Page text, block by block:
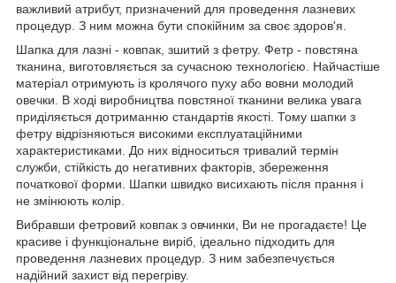
важливий атрибут, призначений для проведення лазневих
процедур. З ним можна бути спокійним за своє здоров'я.
Шапка для лазні - ковпак, зшитий з фетру. Фетр - повстяна
тканина, виготовляється за сучасною технологією. Найчастіше
матеріал отримують із кролячого пуху або вовни молодий
овечки. В ході виробництва повстяної тканини велика увага
приділяється дотриманню стандартів якості. Тому шапки з
фетру відрізняються високими експлуатаційними
характеристиками. До них відноситься тривалий термін
служби, стійкість до негативних факторів, збереження
початкової форми. Шапки швидко висихають після прання і
не змінюють колір.
Вибравши фетровий ковпак з овчинки, Ви не прогадаєте! Це
красиве і функціональне виріб, ідеально підходить для
проведення лазневих процедур. З ним забезпечується
надійний захист від перегріву.